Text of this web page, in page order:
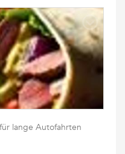
lange Autofahrten